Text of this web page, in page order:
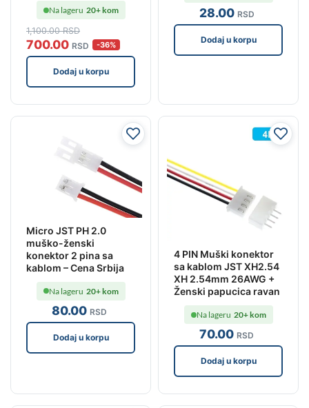
1,100.00 RSD
700.00 RSD -36%
Na lageru 20+ kom
Dodaj u korpu
28.00 RSD
Dodaj u korpu
Micro JST PH 2.0
muško-ženski
konektor 2 pina sa
kablom – Cena Srbija
80.00 RSD
Na lageru 20+ kom
Dodaj u korpu
4 PIN Muški konektor
sa kablom JST XH2.54
XH 2.54mm 26AWG +
Ženski papucica ravan
70.00 RSD
Na lageru 20+ kom
Dodaj u korpu